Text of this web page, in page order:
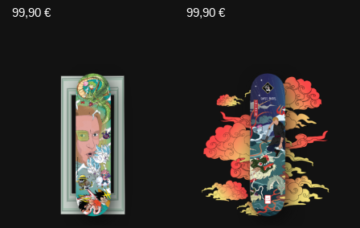
99,90 € 99,90€